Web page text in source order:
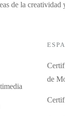
de la creatividad
de